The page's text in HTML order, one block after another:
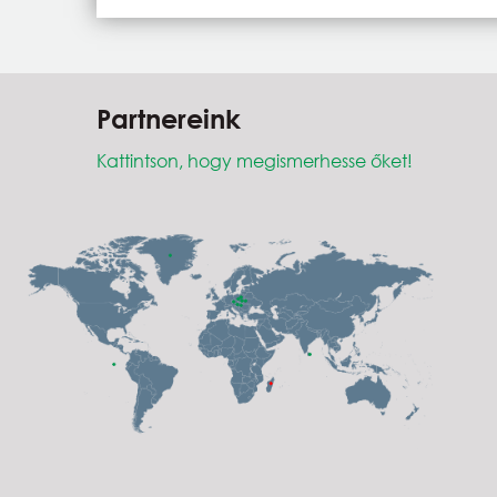
Partnereink
Kattintson, hogy megismerhesse őket!